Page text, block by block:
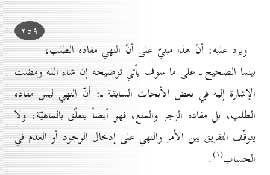
۲٥۹
ويرد عليه: أنّ هذا مبنيّ على أنّ النهي مفاده الطلب،
بينما الصحيح ـ على ما سوف يأتي توضيحه إن شاء الله ومضت
الإشارة إليه في بعض الأبحاث السابقة ـ: أنّ النهي ليس مفاده
الطلب، بل مفاده الزجر والمنع، فهو أيضاً يتعلّق بالماهيّة، ولا
يتوقّف التفريق بين الأمر والنهي على إدخال الوجود أو العدم في
الحساب(۱) .